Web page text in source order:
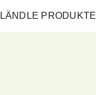
LÄNDLE PRODUKTE